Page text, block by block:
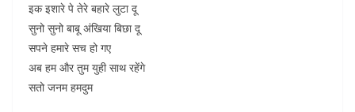
इक इशारे पे तेरे बहारे लुटा दू
सुनो सुनो बाबू अंखिया बिछा दू
सपने हमारे सच हो गए
अब हम और तुम युही साथ रहेंगे
सतो जनम हमदुम